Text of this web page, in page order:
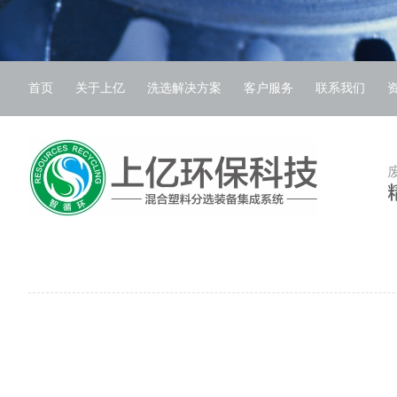
首页 关于上亿 洗选解决方案 客户服务 联系我们